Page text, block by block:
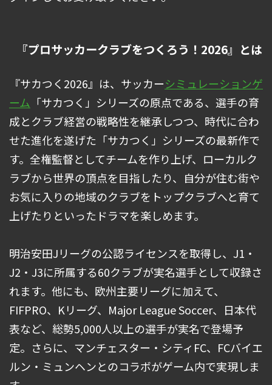
『プロサッカークラブをつくろう！2026』とは
『サカつく2026』は、サッカーシミュレーションゲ
ーム 「サカつく」シリーズの原点である、選手の育
成とクラブ経営の戦略性を継承しつつ、時代に合わ
せた進化を遂げた「サカつく」シリーズの最新作で
す。全権監督としてチームを作り上げ、ローカルク
ラブから世界の頂点を目指したり、自分が住む街や
お気に入りの地域のクラブをトップクラブへと育て
上げたりといったドラマを楽しめます。
明治安田Jリーグの公認ライセンスを取得し、J1・
J2・J3に所属する60クラブが実名選手として収録さ
れます。他にも、欧州主要リーグに加えて、
FIFPRO、Kリーグ、Major League Soccer、日本代
表など、総勢5,000人以上の選手が実名で登場予
定。さらに、マンチェスター・シティFC、FCバイエ
ルン・ミュンヘンとのコラボがゲーム内で実現しま